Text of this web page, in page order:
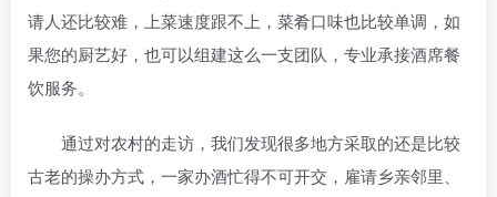
请人还比较难，上菜速度跟不上，菜肴口味也比较单调，如
果您的厨艺好，也可以组建这么一支团队，专业承接酒席餐
饮服务。
通过对农村的走访，我们发现很多地方采取的还是比较
古老的操办方式，一家办酒忙得不可开交，雇请乡亲邻里、